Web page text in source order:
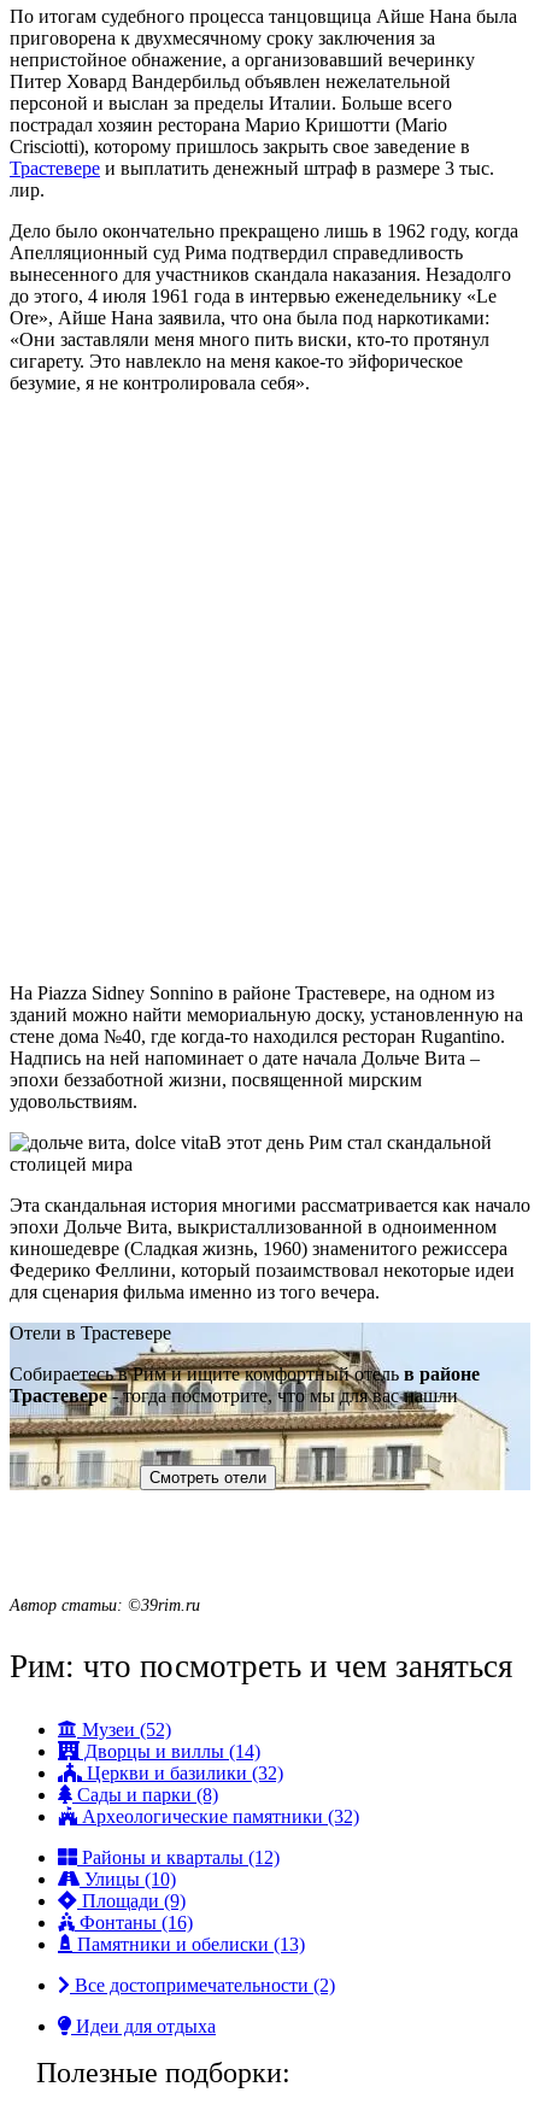
По итогам судебного процесса танцовщица Айше Нана была
приговорена к двухмесячному сроку заключения за
непристойное обнажение, а организовавший вечеринку
Питер Ховард Вандербильд объявлен нежелательной
персоной и выслан за пределы Италии. Больше всего
пострадал хозяин ресторана Марио Кришотти (Mario
Crisciotti), которому пришлось закрыть свое заведение в
Трастевере и выплатить денежный штраф в размере 3 тыс.
лир.
Дело было окончательно прекращено лишь в 1962 году, когда
Апелляционный суд Рима подтвердил справедливость
вынесенного для участников скандала наказания. Незадолго
до этого, 4 июля 1961 года в интервью еженедельнику «Le
Ore», Айше Нана заявила, что она была под наркотиками:
«Они заставляли меня много пить виски, кто-то протянул
сигарету. Это навлекло на меня какое-то эйфорическое
безумие, я не контролировала себя».
На Piazza Sidney Sonnino в районе Трастевере, на одном из
зданий можно найти мемориальную доску, установленную на
стене дома №40, где когда-то находился ресторан Rugantino.
Надпись на ней напоминает о дате начала Дольче Вита –
эпохи беззаботной жизни, посвященной мирским
удовольствиям.
В этот день Рим стал скандальной
столицей мира
Эта скандальная история многими рассматривается как начало
эпохи Дольче Вита, выкристаллизованной в одноименном
киношедевре (Сладкая жизнь, 1960) знаменитого режиссера
Федерико Феллини, который позаимствовал некоторые идеи
для сценария фильма именно из того вечера.
Отели в Трастевере
Собираетесь в Рим и ищите комфортный отель в районе
Трастевере- тогда посмотрите, что мы для вас нашли
Смотреть отели
Автор статьи: ©39rim.ru
Рим: что посмотреть и чем заняться
Музеи (52)
Дворцы и виллы (14)
Церкви и базилики (32)
Сады и парки (8)
Археологические памятники (32)
Районы и кварталы (12)
Улицы (10)
Площади (9)
Фонтаны (16)
Памятники и обелиски (13)
Все достопримечательности (2)
Идеи для отдыха
Полезные подборки: